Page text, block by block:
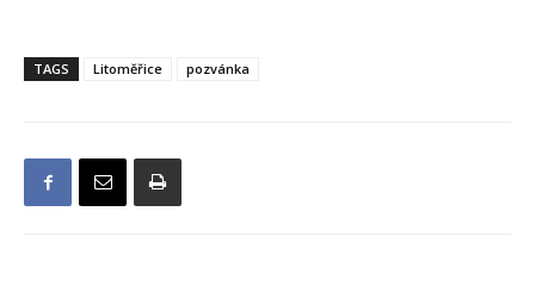
TAGS Litoměřice pozvánka